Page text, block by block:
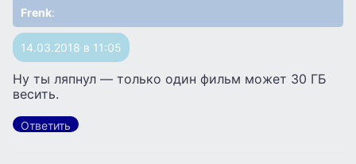
Frenk:
14.03.2018 в 11:05
Ну ты ляпнул — только один фильм может 30 ГБ
весить.
Ответить